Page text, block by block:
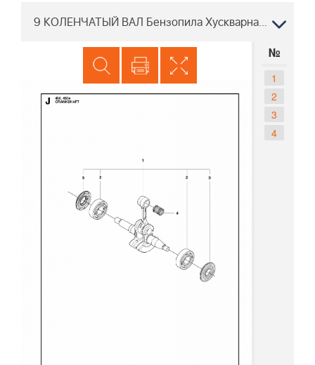
9 КОЛЕНЧАТЫЙ ВАЛ Бензопила Хускварна 450 E from 2011-07 -
№
1
2
3
4